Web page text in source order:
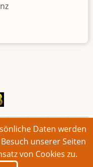
vorbehalten.
Daten werden
unserer Seiten
von Cookies zu.